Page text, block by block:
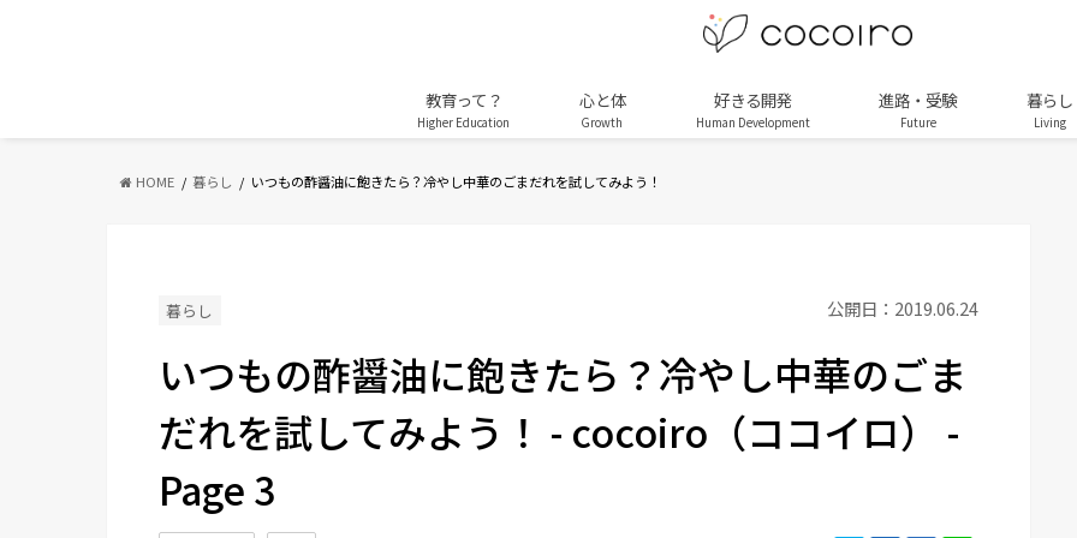
教育って？
Higher Education
心と体
Growth
好きる開発
Human Development
進路・受験
Future
暮らし
Living
HOME 暮らし いつもの酢醤油に飽きたら？冷やし中華のごまだれを試してみよう！
暮らし 公開日：2019.06.24
いつもの酢醤油に飽きたら？冷やし中華のごま
だれを試してみよう！ - cocoiro（ココイロ） -
Page 3